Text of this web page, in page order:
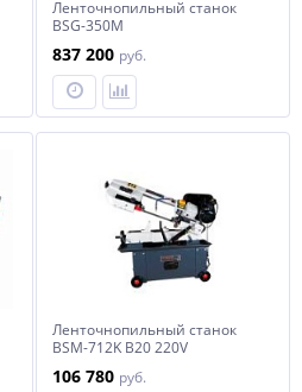
Ленточнопильный станок
BSG-350M
837 200 руб.
Ленточнопильный станок
BSM-712K B20 220V
106 780 руб.